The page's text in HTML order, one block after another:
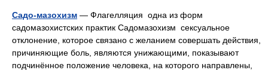
Садо-мазохизм — Флагелляция одна из форм
садомазохистских практик Садомазохизм сексуальное
отклонение, которое связано с желанием совершать действия,
причиняющие боль, являются унижающими, показывают
подчинённое положение человека, на которого направлены,